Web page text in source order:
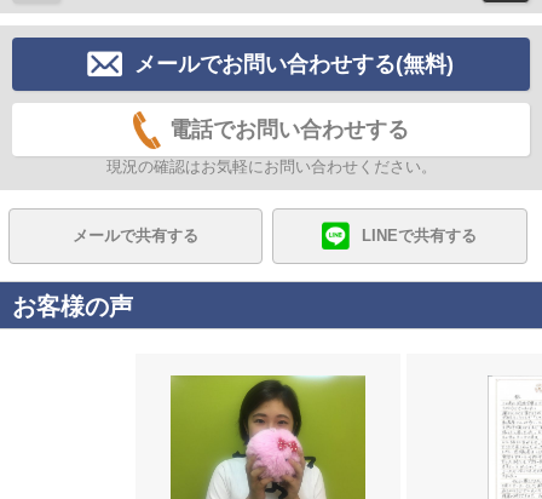
メールでお問い合わせする(無料)
電話でお問い合わせする
現況の確認はお気軽にお問い合わせください。
メールで共有する LINEで共有する
お客様の声